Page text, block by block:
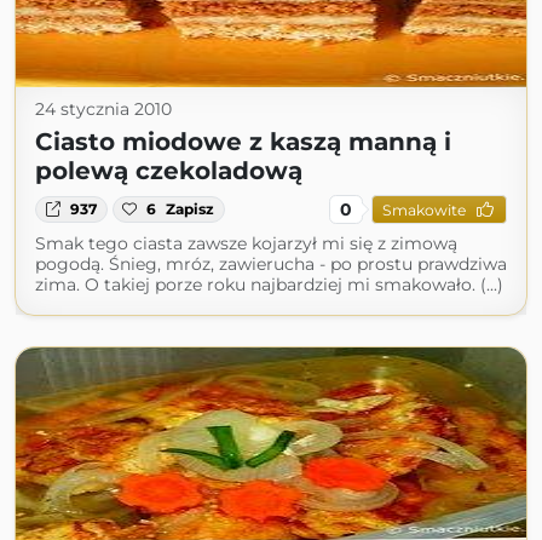
24 stycznia 2010
Ciasto miodowe z kaszą manną i
polewą czekoladową
937 6 Zapisz 0 Smakowite
Smak tego ciasta zawsze kojarzył mi się z zimową
pogodą. Śnieg, mróz, zawierucha - po prostu prawdziwa
zima. O takiej porze roku najbardziej mi smakowało. (...)